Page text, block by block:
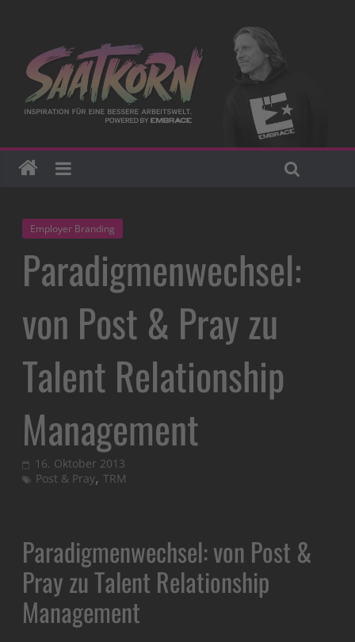
Employer Branding
Paradigmenwechsel:
von Post & Pray zu
Talent Relationship
Management
16. Oktober 2013
Post & Pray,TRM
Paradigmenwechsel: von Post &
Pray zu Talent Relationship
Management